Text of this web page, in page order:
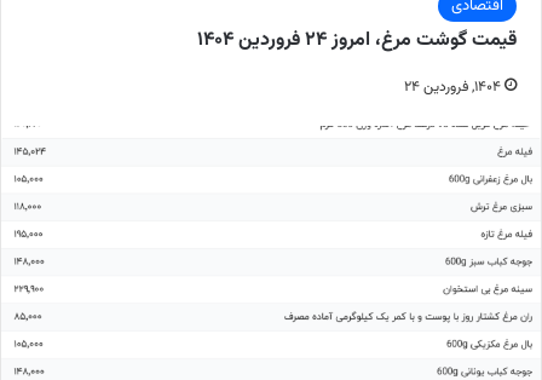
اقتصادی
قیمت گوشت مرغ، امروز ۲۴ فروردین ۱۴۰۴
۱۴۰۴, فروردین ۲۴